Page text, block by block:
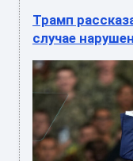
Трамп
случае